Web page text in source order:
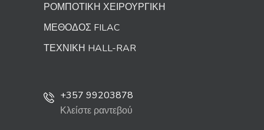
ΡΟΜΠΟΤΙΚΗ ΧΕΙΡΟΥΡΓΙΚΗ
ΜΕΘΟΔΟΣ FILAC
ΤΕΧΝΙΚΗ HALL-RAR
+357 99203878
Κλείστε ραντεβού